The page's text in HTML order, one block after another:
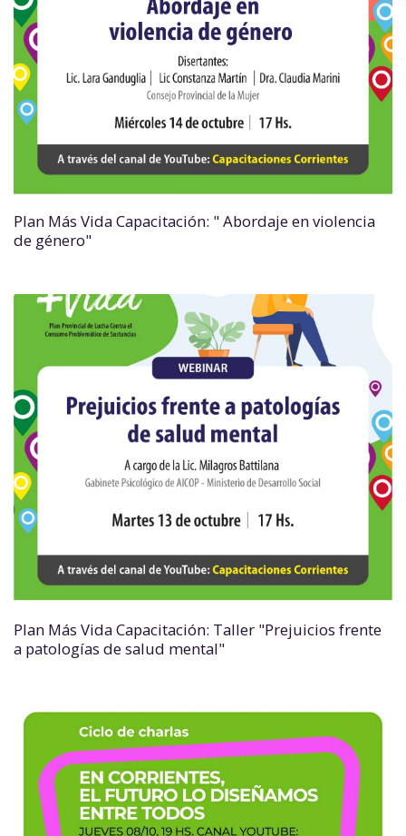
Plan Más Vida Capacitación: " Abordaje en violencia
de género"
Plan Más Vida Capacitación: Taller "Prejuicios frente
a patologías de salud mental"